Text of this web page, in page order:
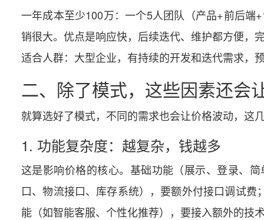
一年成本至少100万：一个5人团队（产品+前后
销很大。优点是响应快，后续迭代、维护都方便，
适合人群：大型企业，有持续的开发和迭代需求，
二、除了模式，这些因素还会
就算选好了模式，不同的需求也会让价格波动，这
1. 功能复杂度：越复杂，钱越多
这是影响价格的核心。基础功能（展示、登录、
口、物流接口、库存系统），要额外付接口调试
能（如智能客服、个性化推荐），要接入额外的技